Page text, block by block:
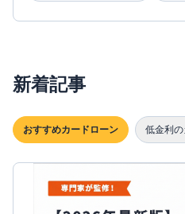
新着記事
おすすめカードローン 低金利